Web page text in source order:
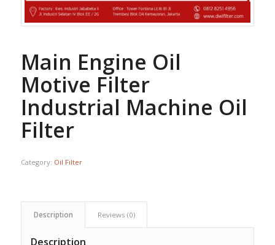
Main Engine Oil
Motive Filter
Industrial Machine Oil
Filter
Category: Oil Filter
Description Reviews (0)
Description